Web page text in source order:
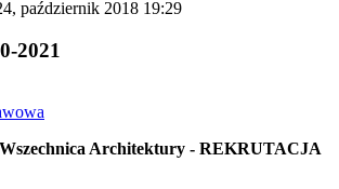
październik 2018 19:29
2021
Architektury - REKRUTACJA